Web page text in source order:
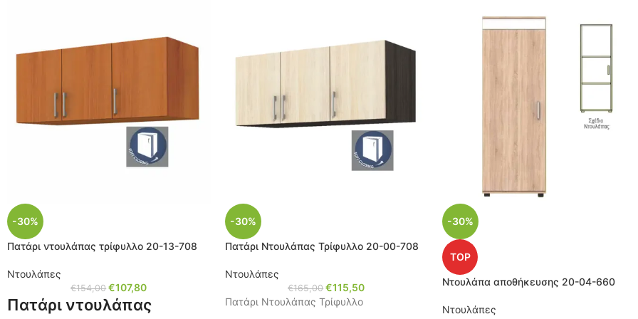
-30%
Πατάρι ντουλάπας τρίφυλλο 20-13-708
Ντουλάπες
€154,00 €107,80
Πατάρι ντουλάπας
-30%
Πατάρι Ντουλάπας Τρίφυλλο 20-00-708
Ντουλάπες
€165,00 €115,50
Πατάρι Ντουλάπας Τρίφυλλο
-30%
TOP
Ντουλάπα αποθήκευσης 20-04-660
Ντουλάπες